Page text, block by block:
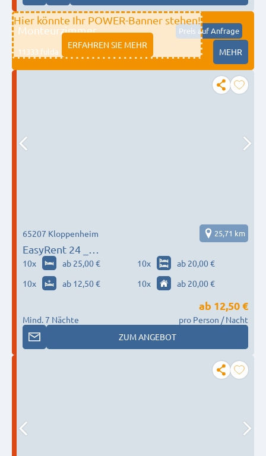
Hier könnte Ihr POWER-Banner stehen!
ERFAHREN SIE MEHR
Monteurzimmer Preis auf Anfrage
11333 fulda MEHR
EasyRent 24 _
Wiesbaden_Mainz_Frankfurt_Offenbach
65207 Kloppenheim 25,71 km
10x ab 25,00 € 10x
ab 20,00 €
10x ab 12,50 € 10x ab 20,00 €
Mind. 7 Nächte
ab 12,50 €
pro Person / Nacht
ZUM ANGEBOT